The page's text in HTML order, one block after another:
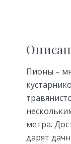
Пионы –
метра.
дарят